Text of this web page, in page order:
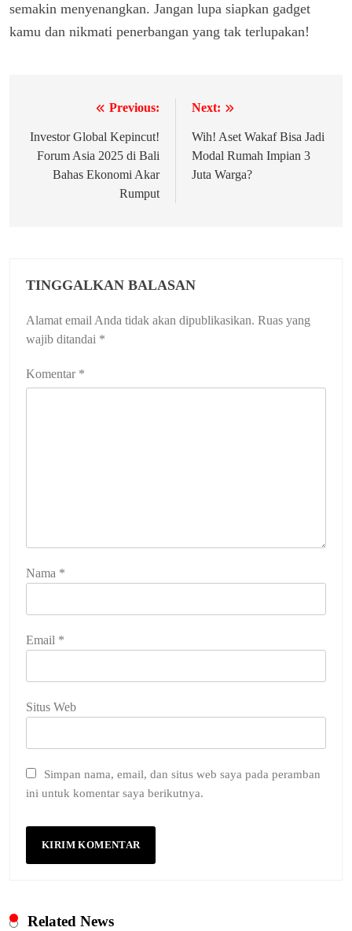
semakin menyenangkan. Jangan lupa siapkan gadget
kamu dan nikmati penerbangan yang tak terlupakan!
pos
Previous:
Investor Global Kepincut!
Forum Asia 2025 di Bali
Bahas Ekonomi Akar
Rumput
Next:
Wih! Aset Wakaf Bisa Jadi
Modal Rumah Impian 3
Juta Warga?
TINGGALKAN BALASAN
Alamat email Anda tidak akan dipublikasikan. Ruas yang
wajib ditandai *
Komentar *
Nama *
Email *
Situs Web
Simpan nama, email, dan situs web saya pada peramban
ini untuk komentar saya berikutnya.
Related News